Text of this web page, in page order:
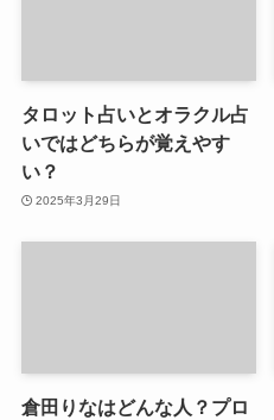
タロット占いとオラクル占
いではどちらが覚えやす
い？
2025年3月29日
倉田りなはどんな人？プロ